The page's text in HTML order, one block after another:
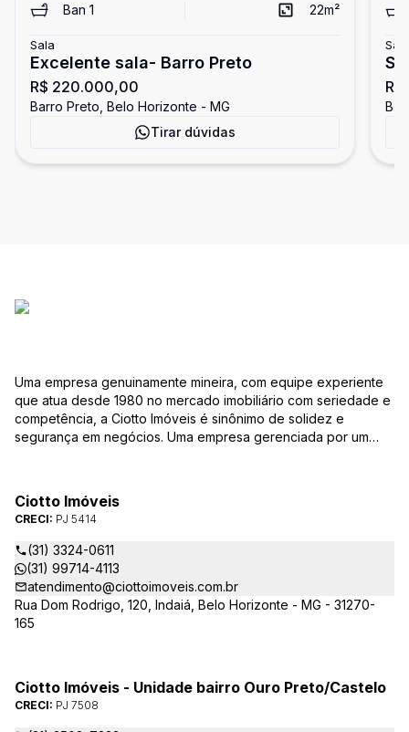
Ban 1 22m²
Sala
Excelente sala- Barro Preto
R$ 220.000,00
Barro Preto, Belo Horizonte - MG
Tirar dúvidas
Sala
Uma empresa genuinamente mineira, com equipe experiente
que atua desde 1980 no mercado imobiliário com seriedade e
competência, a Ciotto Imóveis é sinônimo de solidez e
segurança em negócios. Uma empresa gerenciada por um
conservação de condomínios, disponibilizando sempre as
melhores opções da região da Pampulha. Oferecemos ainda
completa assessória, consulte-nos sobre os nossos
lançamentos, imóveis em construção e condomínios fechados,
administrados exclusivamente pela Ciotto Imóveis. Fazemos a
aprovação do seu credito junto a Caixa Econômica Federal e
demais agentes financeiros.
Ciotto Imóveis
CRECI: PJ 5414
(31) 3324-0611
(31) 99714-4113
atendimento@ciottoimoveis.com.br
Rua Dom Rodrigo, 120, Indaiá, Belo Horizonte - MG - 31270-
165
Ciotto Imóveis - Unidade bairro Ouro Preto/Castelo
CRECI: PJ 7508